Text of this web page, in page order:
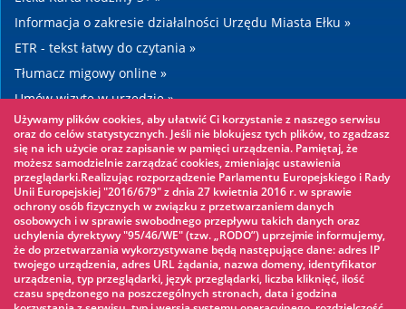
Informacja o zakresie działalności Urzędu Miasta Ełku »
ETR - tekst łatwy do czytania »
Tłumacz migowy online »
Umów wizytę w urzędzie »
Drogi »
Warto zobaczyć
Park linowy »
Park Wodny »
Lodowisko »
KINOECK »
Używamy plików cookies, aby ułatwić Ci korzystanie z naszego serwisu
oraz do celów statystycznych. Jeśli nie blokujesz tych plików, to zgadzasz
się na ich użycie oraz zapisanie w pamięci urządzenia. Pamiętaj, że
możesz samodzielnie zarządzać cookies, zmieniając ustawienia
przeglądarki.Realizując rozporządzenie Parlamentu Europejskiego i Rady
Unii Europejskiej "2016/679" z dnia 27 kwietnia 2016 r. w sprawie
ochrony osób fizycznych w związku z przetwarzaniem danych
osobowych i w sprawie swobodnego przepływu takich danych oraz
uchylenia dyrektywy "95/46/WE" (tzw. „RODO”) uprzejmie informujemy,
że do przetwarzania wykorzystywane będą następujące dane: adres IP
twojego urządzenia, adres URL żądania, nazwa domeny, identyfikator
urządzenia, typ przeglądarki, język przeglądarki, liczba kliknięć, ilość
czasu spędzonego na poszczególnych stronach, data i godzina